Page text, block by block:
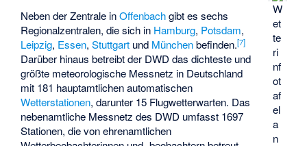
W
et
te
ri
nf
ot
af
el
a
n
Neben der Zentrale inOffenbachgibt es sechs
Regionalzentralen, die sich in Hamburg, Potsdam,
Leipzig, Essen,Stuttgart und Münchenbefinden.[7]
Darüber hinaus betreibt der DWD das dichteste und
größte meteorologische Messnetz in Deutschland
mit 181 hauptamtlichen automatischen
Wetterstationen, darunter 15 Flugwetterwarten. Das
nebenamtliche Messnetz des DWD umfasst 1697
Stationen, die von ehrenamtlichen